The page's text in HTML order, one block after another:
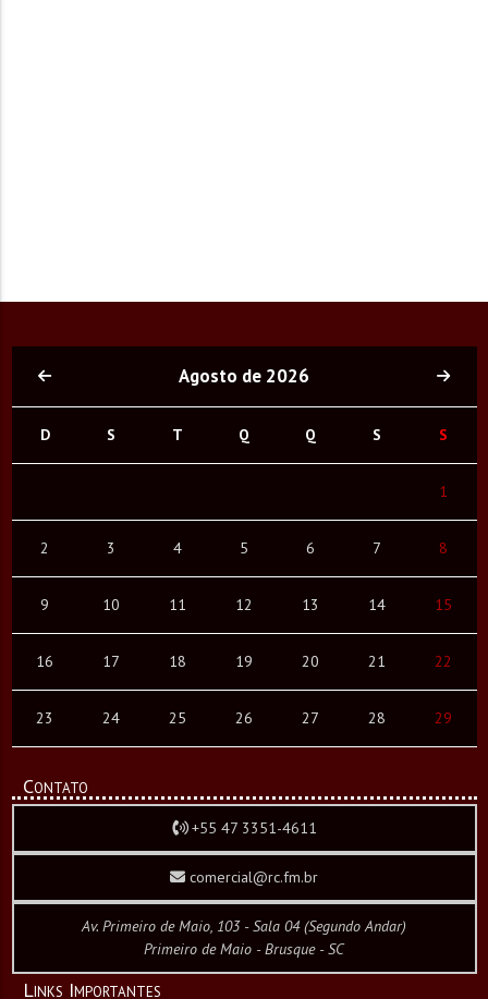
Agosto de 2026
D S T Q Q S S
1
2 3 4 5 6 7 8
9 10 11 12 13 14 15
16 17 18 19 20 21 22
23 24 25 26 27 28 29
Contato
+55 47 3351-4611
comercial@rc.fm.br
Av. Primeiro de Maio, 103 - Sala 04 (Segundo Andar)
Primeiro de Maio - Brusque - SC
Links Importantes